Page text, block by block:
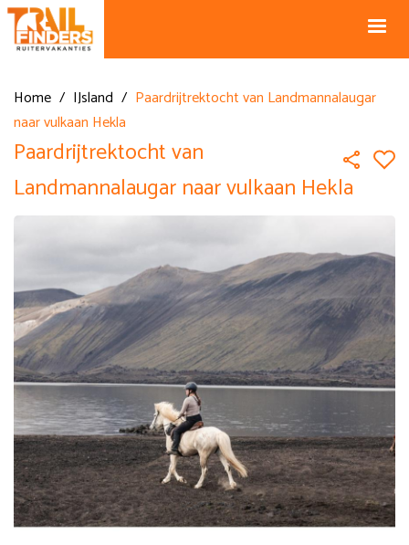
Home / IJsland / Paardrijtrektocht van Landmannalaugar
naar vulkaan Hekla
Paardrijtrektocht van
Landmannalaugar naar vulkaan Hekla